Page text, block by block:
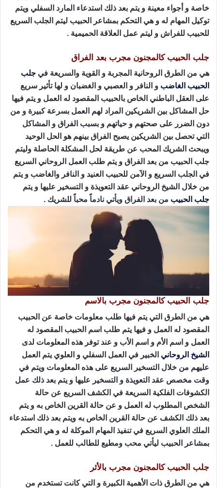
خاصة و أجواء معينة و يتم بعد ذلك استدعاء المارد السفلي ويتم
توكيل المهام له و هي التحكم بمشاعر الحبيب ليتم الجلب السريع
للحبيب للفراش و ليتم عمل العلاقة الحميمية .
جلب الحبيب كالمجنون مجرب بعد الفراق
هي من الطرق الروحانية المجربة و القوية والسريعة في جلب
الحبيب الغاضب و النافر و العصبي و الغضبان و لها تأثير سريع
على العقل الباطني الخاص بالحبيب المقصود له العمل و يتم فيها
حل المشاكل بين الشريكين المراد لهم العمل بسرعة كبيرة و من
دون الضرر على صحتهم و حياتهم و بسبب الفراق و المشاكل
التي تحصل بين الشريكين يصبح الفراق بينهم هو الحل الوحيد
ويبحث الشريك المحب عن طريقة لحل المشكلة الحاصلة وليتم
جلب الحبيب من بعد الفراق و يتم طلب العمل الروحاني السريع
في الجلب السريع و الآمن للحبيب العنيد و النافر والغاضب و يتم
من خلال الشيخ الروحاني عقد التعويذة و التسخير عليها و يتم
جلب الحبيب من بعد الفراق ويأتي نادماً محباً للشريك .
جلب الحبيب كالمجنون مجرب بالاسم
هي من الطرق التي يتم فيها طلب معلومات خاصة عن الحبيب
المقصود له العمل و فيها يتم طلب اسم الحبيب المقصود له
العمل و اسم الأم و اسم الأب و عند توفر هذه المعلومات لدى
الشيخ الروحاني الخبير في العمل السفلي و العلوي يتم العمل
عليهم من خلال التسخير السريع على هذه المعلومات ويتم في
وقت مخصص عقد التعويذة و التسخير عليها و يتم بعد ذلك عمل
الكشوفات الفلكية السريعة في الكشف السريع عن حالة
الشخص المطلوب له العمل و عن حالة القرين الخاص به و يتم
بعد ذلك الكشف عن حالة القرين الخاص به ويتم بعد ذلك استدعاء
الملك العلوي السريع في تنفيذ المهام الموكلة له و هي التحكم
بمشاعر الحبيب ليأتي محب ومطيع للطالب للعمل .
جلب الحبيب كالمجنون مجرب بالأثر
هي من الطرق ذات الأهمية الكبيرة و التي كانت تستخدم من